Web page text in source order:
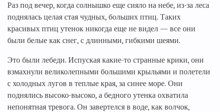
Раз под вечер, когда солнышко еще сияло на небе, из-за леса
поднялась целая стая чудных, больших птиц. Таких
красивых птиц утенок никогда еще не видел — все они
были белые как снег, с длинными, гибкими шеями.
Это были лебеди. Испуская какие-то странные крики, они
взмахнули великолепными большими крыльями и полетели
с холодных лугов в теплые края, за синее море. Они
поднялись высоко-высоко, а бедного утенка охватила
непонятная тревога. Он завертелся в воде, как волчок,